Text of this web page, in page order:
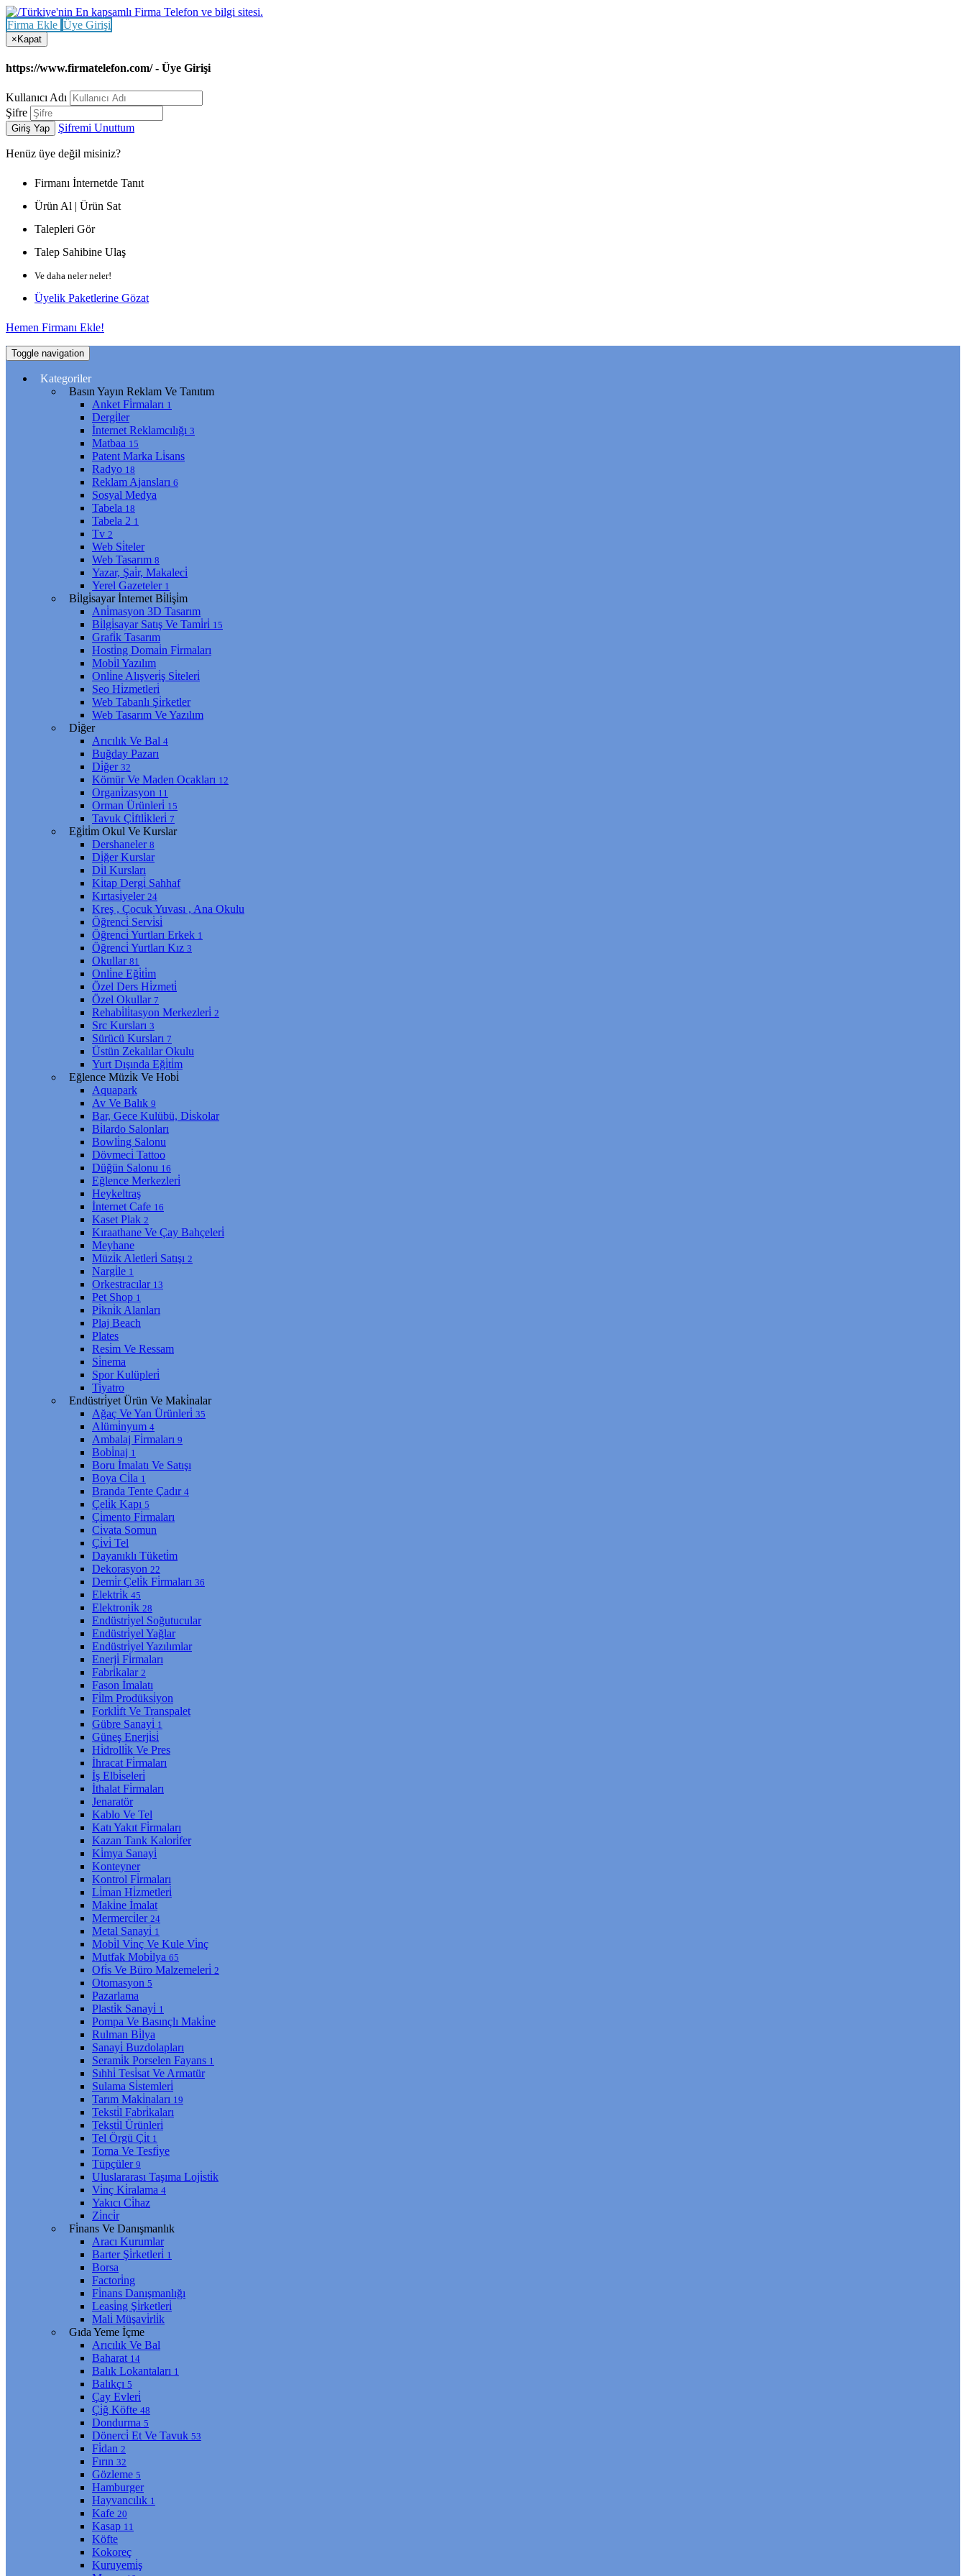
Firma Ekle Üye Girişi
× Kapat
https://www.firmatelefon.com/ - Üye Girişi
Kullanıcı Adı
Şifre
Giriş Yap Şifremi Unuttum
Henüz üye değil misiniz?
Firmanı İnternetde Tanıt
Ürün Al | Ürün Sat
Talepleri Gör
Talep Sahibine Ulaş
Ve daha neler neler!
Üyelik Paketlerine Gözat
Hemen Firmanı Ekle!
Toggle navigation
Kategoriler
Basın Yayın Reklam Ve Tanıtım
Anket Fi̇rmaları 1
Dergi̇ler
İnternet Reklamcılığı 3
Matbaa 15
Patent Marka Li̇sans
Radyo 18
Reklam Ajansları 6
Sosyal Medya
Tabela 18
Tabela 2 1
Tv 2
Web Si̇teler
Web Tasarım 8
Yazar, Şai̇r, Makaleci̇
Yerel Gazeteler 1
Bi̇lgi̇sayar İnternet Bi̇li̇şi̇m
Ani̇masyon 3D Tasarım
Bi̇lgi̇sayar Satış Ve Tami̇ri̇ 15
Grafi̇k Tasarım
Hosti̇ng Domai̇n Fi̇rmaları
Mobi̇l Yazılım
Onli̇ne Alışveri̇ş Si̇teleri̇
Seo Hi̇zmetleri̇
Web Tabanlı Şi̇rketler
Web Tasarım Ve Yazılım
Di̇ğer
Arıcılık Ve Bal 4
Buğday Pazarı
Di̇ğer 32
Kömür Ve Maden Ocakları 12
Organi̇zasyon 11
Orman Ürünleri̇ 15
Tavuk Çi̇ftli̇kleri̇ 7
Eği̇ti̇m Okul Ve Kurslar
Dershaneler 8
Di̇ğer Kurslar
Di̇l Kursları
Ki̇tap Dergi̇ Sahhaf
Kırtasi̇yeler 24
Kreş , Çocuk Yuvası , Ana Okulu
Öğrenci̇ Servi̇si̇
Öğrenci̇ Yurtları Erkek 1
Öğrenci̇ Yurtları Kız 3
Okullar 81
Onli̇ne Eği̇ti̇m
Özel Ders Hi̇zmeti̇
Özel Okullar 7
Rehabi̇li̇tasyon Merkezleri̇ 2
Src Kursları 3
Sürücü Kursları 7
Üstün Zekalılar Okulu
Yurt Dışında Eği̇ti̇m
Eğlence Müzi̇k Ve Hobi̇
Aquapark
Av Ve Balık 9
Bar, Gece Kulübü, Di̇skolar
Bi̇lardo Salonları
Bowli̇ng Salonu
Dövmeci̇ Tattoo
Düğün Salonu 16
Eğlence Merkezleri̇
Heykeltraş
İnternet Cafe 16
Kaset Plak 2
Kıraathane Ve Çay Bahçeleri̇
Meyhane
Müzi̇k Aletleri̇ Satışı 2
Nargi̇le 1
Orkestracılar 13
Pet Shop 1
Pi̇kni̇k Alanları
Plaj Beach
Plates
Resi̇m Ve Ressam
Si̇nema
Spor Kulüpleri̇
Ti̇yatro
Endüstri̇yet Ürün Ve Maki̇nalar
Ağaç Ve Yan Ürünleri̇ 35
Alümi̇nyum 4
Ambalaj Fi̇rmaları 9
Bobi̇naj 1
Boru İmalatı Ve Satışı
Boya Ci̇la 1
Branda Tente Çadır 4
Çeli̇k Kapı 5
Çi̇mento Fi̇rmaları
Ci̇vata Somun
Çi̇vi̇ Tel
Dayanıklı Tüketi̇m
Dekorasyon 22
Demi̇r Çeli̇k Fi̇rmaları 36
Elektri̇k 45
Elektroni̇k 28
Endüstri̇yel Soğutucular
Endüstri̇yel Yağlar
Endüstri̇yel Yazılımlar
Enerji̇ Fi̇rmaları
Fabri̇kalar 2
Fason İmalatı
Fi̇lm Prodüksi̇yon
Forkli̇ft Ve Transpalet
Gübre Sanayi̇ 1
Güneş Enerji̇si̇
Hi̇drolli̇k Ve Pres
İhracat Fi̇rmaları
İş Elbi̇seleri̇
İthalat Fi̇rmaları
Jenaratör
Kablo Ve Tel
Katı Yakıt Fi̇rmaları
Kazan Tank Kalori̇fer
Ki̇mya Sanayi̇
Konteyner
Kontrol Fi̇rmaları
Li̇man Hi̇zmetleri̇
Maki̇ne İmalat
Mermerci̇ler 24
Metal Sanayi̇ 1
Mobi̇l Vi̇nç Ve Kule Vi̇nç
Mutfak Mobi̇lya 65
Ofi̇s Ve Büro Malzemeleri̇ 2
Otomasyon 5
Pazarlama
Plasti̇k Sanayi̇ 1
Pompa Ve Basınçlı Maki̇ne
Rulman Bi̇lya
Sanayi̇ Buzdolapları
Serami̇k Porselen Fayans 1
Sıhhi̇ Tesi̇sat Ve Armatür
Sulama Si̇stemleri̇
Tarım Maki̇naları 19
Teksti̇l Fabri̇kaları
Teksti̇l Ürünleri̇
Tel Örgü Çi̇t 1
Torna Ve Tesfi̇ye
Tüpçüler 9
Uluslararası Taşıma Loji̇sti̇k
Vi̇nç Ki̇ralama 4
Yakıcı Ci̇haz
Zi̇nci̇r
Fi̇nans Ve Danışmanlık
Aracı Kurumlar
Barter Şi̇rketleri̇ 1
Borsa
Factori̇ng
Fi̇nans Danışmanlığı
Leasi̇ng Şi̇rketleri̇
Mali̇ Müşavi̇rli̇k
Gıda Yeme İçme
Arıcılık Ve Bal
Baharat 14
Balık Lokantaları 1
Balıkçı 5
Çay Evleri̇
Çi̇ğ Köfte 48
Dondurma 5
Dönerci̇ Et Ve Tavuk 53
Fi̇dan 2
Fırın 32
Gözleme 5
Hamburger
Hayvancılık 1
Kafe 20
Kasap 11
Köfte
Kokoreç
Kuruyemi̇ş